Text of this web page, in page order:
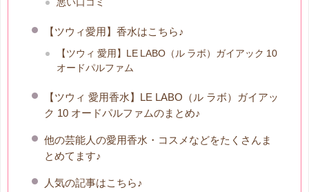
悪い口コミ
【ツウィ愛用】香水はこちら♪
【ツウィ 愛用】LE LABO（ル ラボ）ガイアック 10
オードパルファム
【ツウィ 愛用香水】LE LABO（ル ラボ）ガイアッ
ク 10 オードパルファムのまとめ♪
他の芸能人の愛用香水・コスメなどをたくさんま
とめてます♪
人気の記事はこちら♪